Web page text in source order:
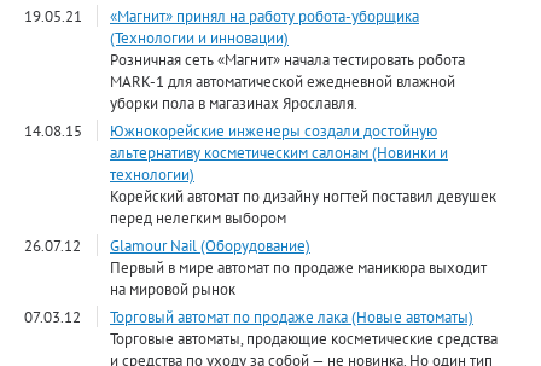
19.05.21
«Магнит» принял на работу робота-уборщика
(Технологии и инновации)
Розничная сеть «Магнит» начала тестировать робота
MARK-1 для автоматической ежедневной влажной
уборки пола в магазинах Ярославля.
14.08.15
Южнокорейские инженеры создали достойную
альтернативу косметическим салонам (Новинки и
технологии)
Корейский автомат по дизайну ногтей поставил девушек
перед нелегким выбором
26.07.12
Glamour Nail (Оборудование)
Первый в мире автомат по продаже маникюра выходит
на мировой рынок
07.03.12
Торговый автомат по продаже лака (Новые автоматы)
Торговые автоматы, продающие косметические средства
и средства по уходу за собой — не новинка. Но один тип